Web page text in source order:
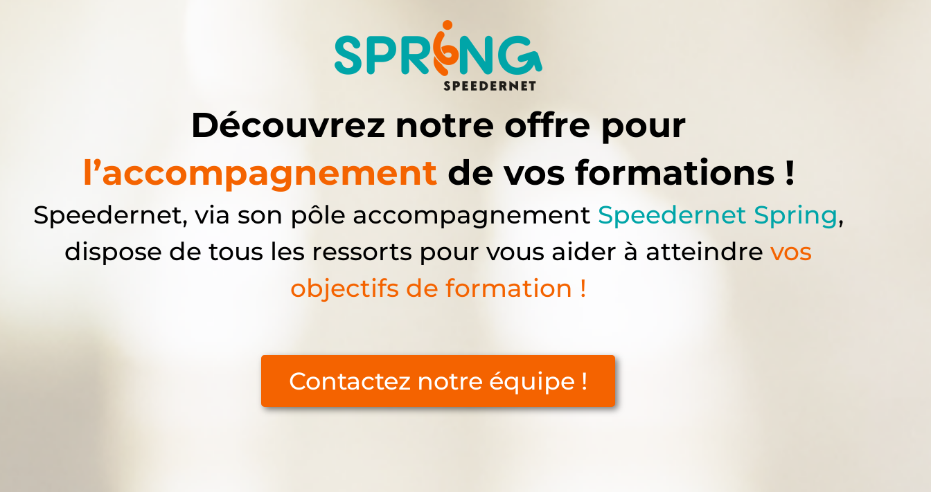
Découvrez notre offre pour
l’accompagnement de vos formations !
Speedernet, via son pôle accompagnement Speedernet Spring,
dispose de tous les ressorts pour vous aider à atteindrevos
objectifs de formation !
Contactez notre équipe !